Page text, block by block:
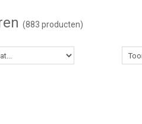
(883 producten)